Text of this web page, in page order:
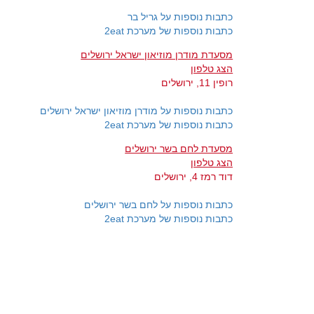
כתבות נוספות על גריל בר
כתבות נוספות של מערכת 2eat
מסעדת מודרן מוזיאון ישראל ירושלים
הצג טלפון
רופין 11, ירושלים
כתבות נוספות על מודרן מוזיאון ישראל ירושלים
כתבות נוספות של מערכת 2eat
מסעדת לחם בשר ירושלים
הצג טלפון
דוד רמז 4, ירושלים
כתבות נוספות על לחם בשר ירושלים
כתבות נוספות של מערכת 2eat